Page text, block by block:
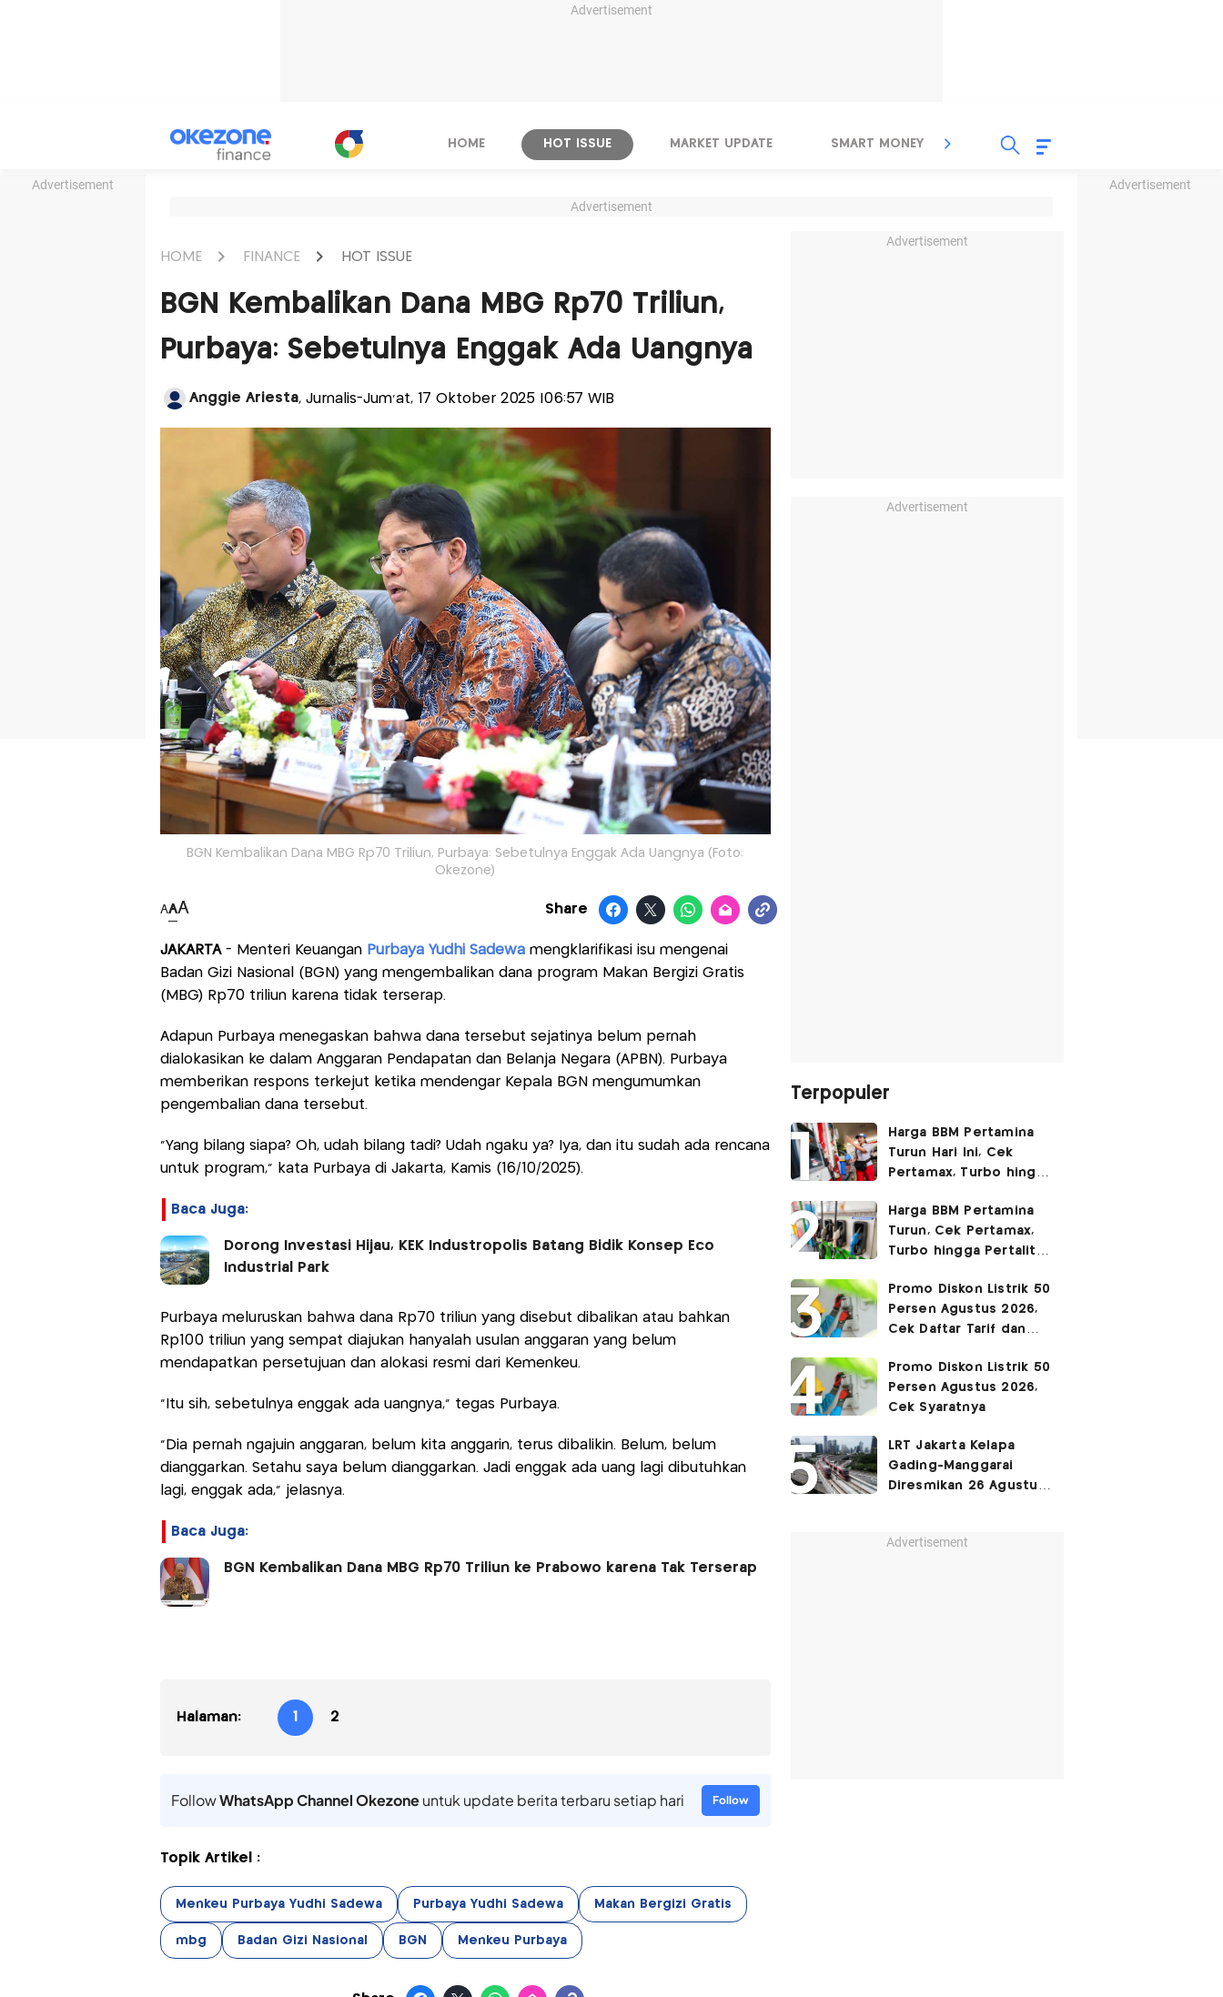
Advertisement
Advertisement Advertisement
HOME HOT ISSUE MARKET UPDATE SMART MONEY INSPIRASI BISNIS
Advertisement
HOME FINANCE HOT ISSUE
BGN Kembalikan Dana MBG Rp70 Triliun,
Purbaya: Sebetulnya Enggak Ada Uangnya
Anggie Ariesta, Jurnalis-Jum'at, 17 Oktober 2025 |06:57 WIB
BGN Kembalikan Dana MBG Rp70 Triliun, Purbaya: Sebetulnya Enggak Ada Uangnya (Foto:
Okezone)
AAA Share
JAKARTA - Menteri Keuangan Purbaya Yudhi Sadewamengklarifikasi isu mengenai
Badan Gizi Nasional (BGN) yang mengembalikan dana program Makan Bergizi Gratis
(MBG) Rp70 triliun karena tidak terserap.
Adapun Purbaya menegaskan bahwa dana tersebut sejatinya belum pernah
dialokasikan ke dalam Anggaran Pendapatan dan Belanja Negara (APBN). Purbaya
memberikan respons terkejut ketika mendengar Kepala BGN mengumumkan
pengembalian dana tersebut.
"Yang bilang siapa? Oh, udah bilang tadi? Udah ngaku ya? Iya, dan itu sudah ada rencana
untuk program," kata Purbaya di Jakarta, Kamis (16/10/2025).
Baca Juga:
Dorong Investasi Hijau, KEK Industropolis Batang Bidik Konsep Eco
Industrial Park
Purbaya meluruskan bahwa dana Rp70 triliun yang disebut dibalikan atau bahkan
Rp100 triliun yang sempat diajukan hanyalah usulan anggaran yang belum
mendapatkan persetujuan dan alokasi resmi dari Kemenkeu.
"Itu sih, sebetulnya enggak ada uangnya," tegas Purbaya.
"Dia pernah ngajuin anggaran, belum kita anggarin, terus dibalikin. Belum, belum
dianggarkan. Setahu saya belum dianggarkan. Jadi enggak ada uang lagi dibutuhkan
lagi, enggak ada," jelasnya.
Baca Juga:
BGN Kembalikan Dana MBG Rp70 Triliun ke Prabowo karena Tak Terserap
Halaman: 1 2
FollowWhatsApp Channel Okezoneuntuk update berita terbaru setiap hari Follow
Topik Artikel :
Menkeu Purbaya Yudhi Sadewa Purbaya Yudhi Sadewa Makan Bergizi Gratis
mbg Badan Gizi Nasional BGN Menkeu Purbaya
Advertisement
Advertisement
Terpopuler
Harga BBM Pertamina
Turun Hari Ini, Cek
Pertamax, Turbo hingga
2026
Harga BBM Pertamina
Turun, Cek Pertamax,
Turbo hingga Pertalite
Promo Diskon Listrik 50
Persen Agustus 2026,
Cek Daftar Tarif dan
Promo Diskon Listrik 50
Persen Agustus 2026,
Cek Syaratnya
LRT Jakarta Kelapa
Gading-Manggarai
Diresmikan 26 Agustus
Advertisement